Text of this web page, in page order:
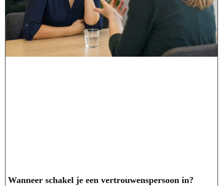
Wanneer schakel je een vertrouwenspersoon in?